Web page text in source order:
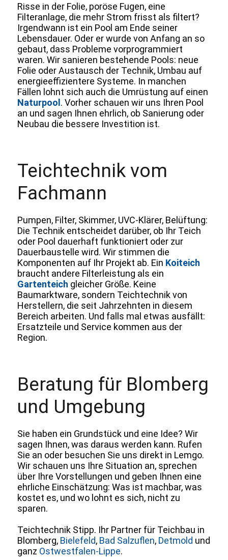
Risse in der Folie, poröse Fugen, eine
Filteranlage, die mehr Strom frisst als filtert?
Irgendwann ist ein Pool am Ende seiner
Lebensdauer. Oder er wurde von Anfang an so
gebaut, dass Probleme vorprogrammiert
waren. Wir sanieren bestehende Pools: neue
Folie oder Austausch der Technik, Umbau auf
energieeffizientere Systeme. In manchen
Fällen lohnt sich auch die Umrüstung auf einen
Naturpool. Vorher schauen wir uns Ihren Pool
an und sagen Ihnen ehrlich, ob Sanierung oder
Neubau die bessere Investition ist.
Teichtechnik vom
Fachmann
Pumpen, Filter, Skimmer, UVC-Klärer, Belüftung:
Die Technik entscheidet darüber, ob Ihr Teich
oder Pool dauerhaft funktioniert oder zur
Dauerbaustelle wird. Wir stimmen die
Komponenten auf Ihr Projekt ab. Ein Koiteich
braucht andere Filterleistung als ein
Gartenteich gleicher Größe. Keine
Baumarktware, sondern Teichtechnik von
Herstellern, die seit Jahrzehnten in diesem
Bereich arbeiten. Und falls mal etwas ausfällt:
Ersatzteile und Service kommen aus der
Region.
Beratung für Blomberg
und Umgebung
Sie haben ein Grundstück und eine Idee? Wir
sagen Ihnen, was daraus werden kann. Rufen
Sie an oder besuchen Sie uns direkt in Lemgo.
Wir schauen uns Ihre Situation an, sprechen
über Ihre Vorstellungen und geben Ihnen eine
ehrliche Einschätzung: Was ist machbar, was
kostet es, und wo lohnt es sich, nicht zu
sparen.
Teichtechnik Stipp. Ihr Partner für Teichbau in
Blomberg, Bielefeld, Bad Salzuflen, Detmold und
ganz Ostwestfalen-Lippe.